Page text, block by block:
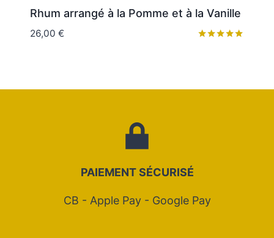
Rhum arrangé à la Pomme et à la Vanille
26,00 €
PAIEMENT SÉCURISÉ
CB - Apple Pay - Google Pay